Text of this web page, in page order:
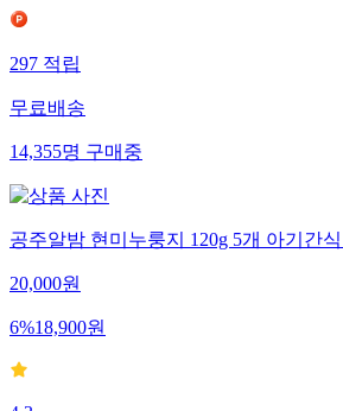
297적립
무료배송
14,355명구매중
공주알밤 현미누룽지 120g 5개 아기간
20,000원
6%18,900원